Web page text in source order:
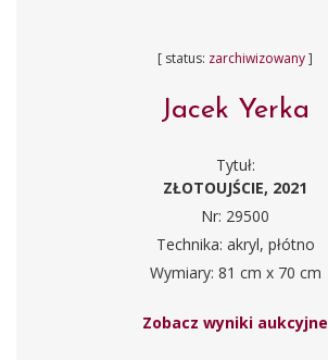
[ status: zarchiwizowany]
Jacek Yerka
Tytuł:
ZŁOTOUJŚCIE, 2021
Nr: 29500
Technika: akryl, płótno
Wymiary: 81 cm x 70 cm
Zobacz wyniki aukcyjne